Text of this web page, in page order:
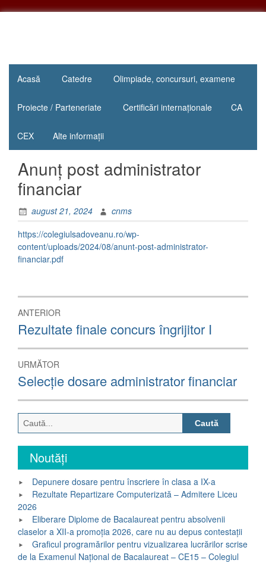
Colegiul
Național
„Mihail
Sadoveanu”
Pașcani
educației
este
inimii!"
Acasă Catedre Olimpiade, concursuri, examene
Proiecte / Parteneriate Certificări internaționale CA
CEX Alte informații
Anunț post administrator
financiar
august 21, 2024
cnms
https://colegiulsadoveanu.ro/wp-
content/uploads/2024/08/anunt-post-administrator-
financiar.pdf
Navigare
în
articole
ANTERIOR
Articolul
anterior:
Rezultate finale concurs îngrijitor I
URMĂTOR
Articolul
următor:
Selecție dosare administrator financiar
Caută
după:
Noutăți
Depunere dosare pentru înscriere în clasa a IX-a
Rezultate Repartizare Computerizată – Admitere Liceu
2026
Eliberare Diplome de Bacalaureat pentru absolvenii
claselor a XII-a promoția 2026, care nu au depus contestații
Graficul programărilor pentru vizualizarea lucrărilor scrise
de la Examenul Național de Bacalaureat – CE15 – Colegiul